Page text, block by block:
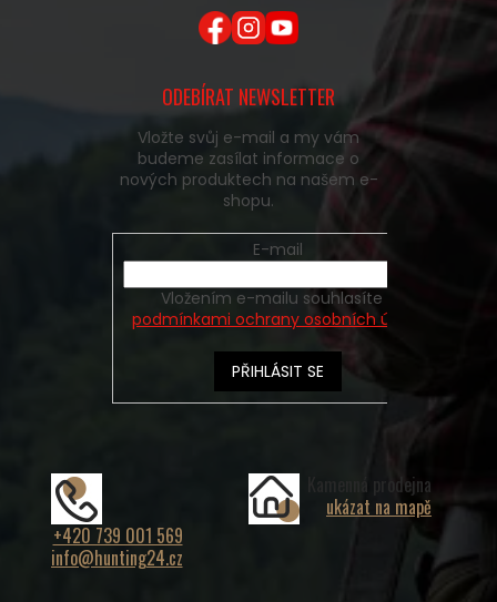
ODEBÍRAT NEWSLETTER
Vložte svůj e-mail a my vám
budeme zasílat informace o
nových produktech na našem e-
shopu.
E-mail
podmínkami ochrany osobních údajů
PŘIHLÁSIT SE
+420 739 001 569
info@hunting24.cz
Kamenná prodejna
ukázat na mapě